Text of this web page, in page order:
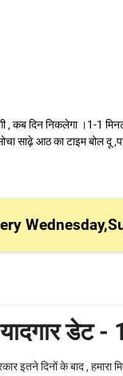
, कब दिन निकलेगा ।1-1
साढ़े आठ का टाइम बोल दू
डेट - 1
इतने दिनों के बाद , हमारा